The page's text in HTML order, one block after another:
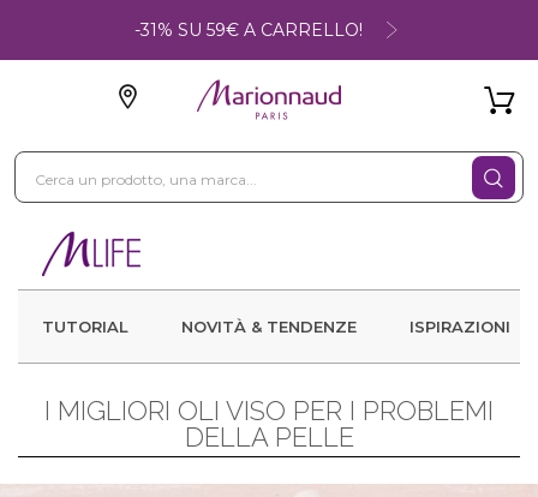
-31% SU 59€ A CARRELLO!
TUTORIAL NOVITÀ & TENDENZE ISPIRAZIONI
I MIGLIORI OLI VISO PER I PROBLEMI
DELLA PELLE